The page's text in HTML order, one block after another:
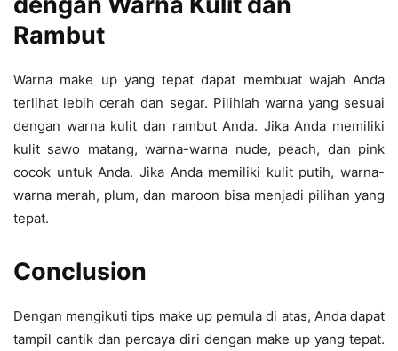
Rambut
Warna make up yang tepat dapat membuat wajah Anda
terlihat lebih cerah dan segar. Pilihlah warna yang sesuai
dengan warna kulit dan rambut Anda. Jika Anda memiliki
kulit sawo matang, warna-warna nude, peach, dan pink
cocok untuk Anda. Jika Anda memiliki kulit putih, warna-
warna merah, plum, dan maroon bisa menjadi pilihan yang
tepat.
Conclusion
Dengan mengikuti tips make up pemula di atas, Anda dapat
tampil cantik dan percaya diri dengan make up yang tepat.